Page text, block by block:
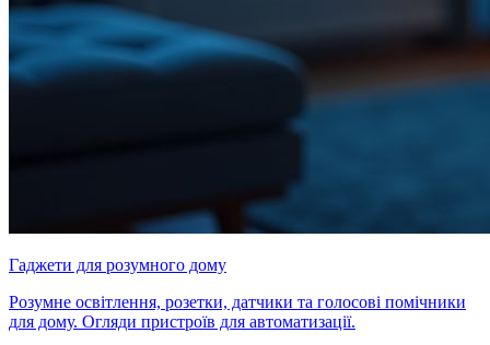
Гаджети для розумного дому
Розумне освітлення, розетки, датчики та голосові помічники
для дому. Огляди пристроїв для автоматизації.